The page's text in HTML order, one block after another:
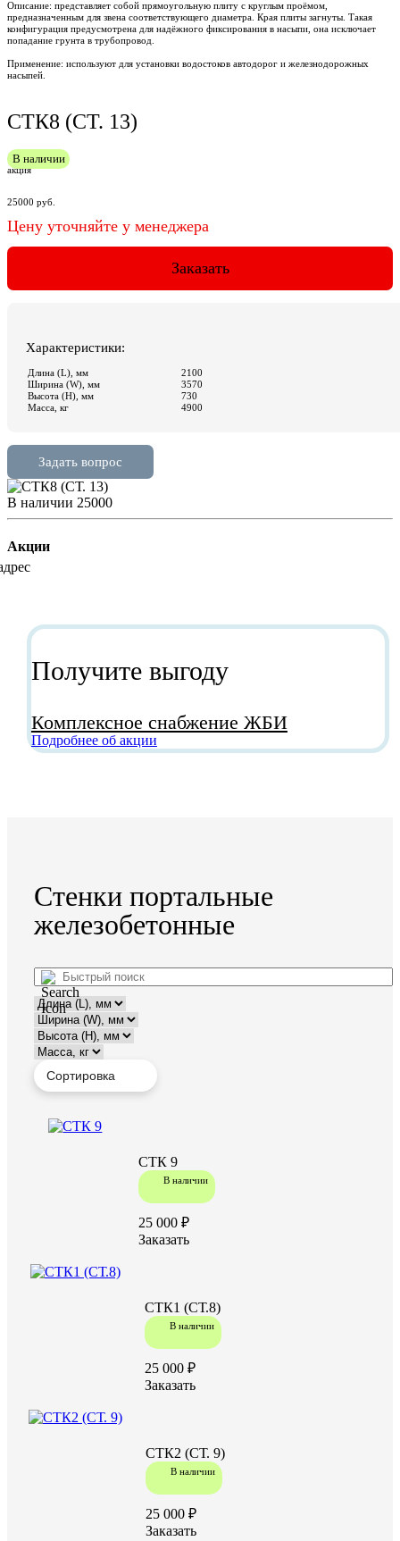
В наличии 25000
Акции
Получите выгоду
Комплексное снабжение ЖБИ
Подробнее об акции
Стенки портальные
железобетонные
В наличии
СТК 9
25 000 ₽
Заказать
В наличии
СТК1 (СТ.8)
25 000 ₽
Заказать
В наличии
СТК2 (СТ. 9)
25 000 ₽
Заказать